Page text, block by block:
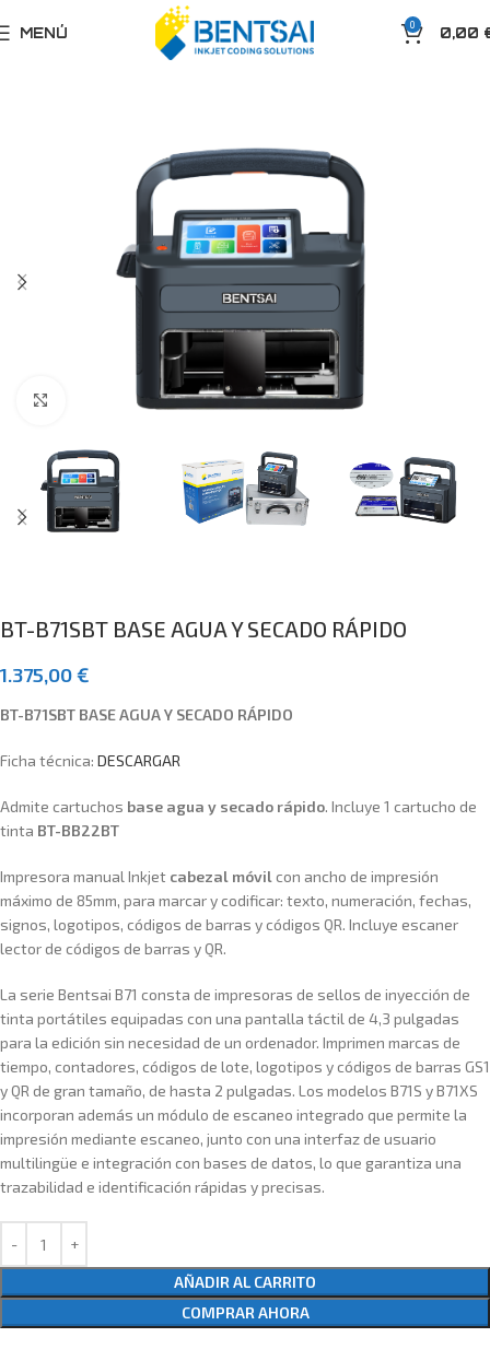
MENÚ 0 0,00
Clic para ampliar
BT-B71SBT BASE AGUA Y SECADO RÁPIDO
1.375,00€
BT-B71SBT BASE AGUA Y SECADO RÁPIDO
Ficha técnica: DESCARGAR
Admite cartuchos base agua y secado rápido. Incluye 1 cartucho de
tinta BT-BB22BT
Impresora manual Inkjet cabezal móvil con ancho de impresión
máximo de 85mm, para marcar y codificar: texto, numeración, fechas,
signos, logotipos, códigos de barras y códigos QR. Incluye escaner
lector de códigos de barras y QR.
La serie Bentsai B71 consta de impresoras de sellos de inyección de
tinta portátiles equipadas con una pantalla táctil de 4,3 pulgadas
para la edición sin necesidad de un ordenador. Imprimen marcas de
tiempo, contadores, códigos de lote, logotipos y códigos de barras GS1
y QR de gran tamaño, de hasta 2 pulgadas. Los modelos B71S y B71XS
incorporan además un módulo de escaneo integrado que permite la
impresión mediante escaneo, junto con una interfaz de usuario
multilingüe e integración con bases de datos, lo que garantiza una
trazabilidad e identificación rápidas y precisas.
AÑADIR AL CARRITO
COMPRAR AHORA